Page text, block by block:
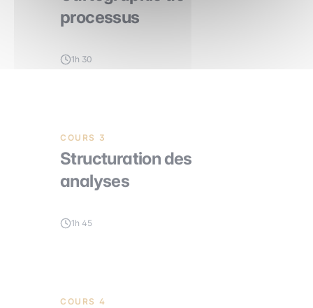
processus
1h 30
COURS 3
Structuration des
analyses
1h 45
COURS 4